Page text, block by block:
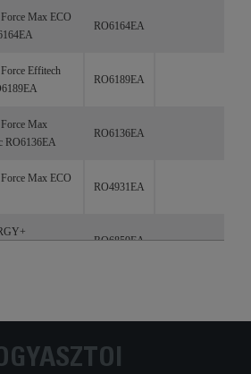
Max ECO
RO6164EA
Effitech
RO6189EA
Max
RO6136EA
RO6136EA
Max ECO
RO4931EA
RO6859EA
RO7740EA